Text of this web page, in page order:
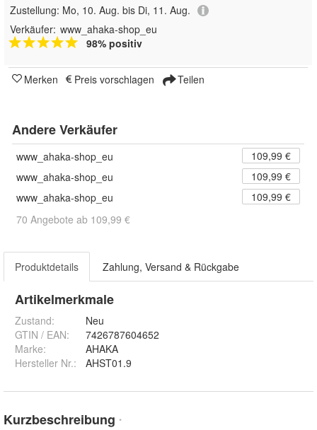
Zustellung: Mo, 10. Aug. bis Di, 11. Aug.
Verkäufer: www_ahaka-shop_eu
98% positiv
Merken Preis vorschlagen Teilen
Andere Verkäufer
www_ahaka-shop_eu
109,99 €
www_ahaka-shop_eu
109,99 €
www_ahaka-shop_eu
109,99 €
70 Angebote ab 109,99 €
Produktdetails Zahlung, Versand & Rückgabe
Artikelmerkmale
Zustand:
Neu
GTIN / EAN:
7426787604652
Marke:
AHAKA
Hersteller Nr.:
AHST01.9
Kurzbeschreibung *